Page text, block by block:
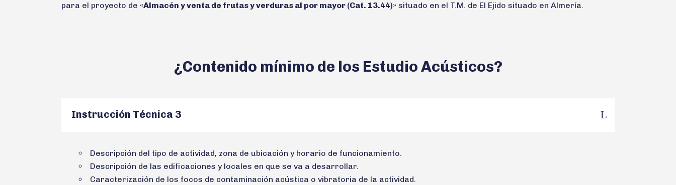
para el proyecto de «Almacén y venta de frutas y verduras al por mayor (Cat. 13.44)» situado en el T.M. de El Ejido situado en Almería.
¿Contenido mínimo de los Estudio Acústicos?
Instrucción Técnica 3
Descripción del tipo de actividad, zona de ubicación y horario de funcionamiento.
Descripción de las edificaciones y locales en que se va a desarrollar.
Caracterización de los focos de contaminación acústica o vibratoria de la actividad.